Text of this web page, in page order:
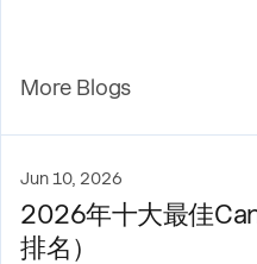
More Blogs
Jun 10, 2026
2026年十大最佳
排名）